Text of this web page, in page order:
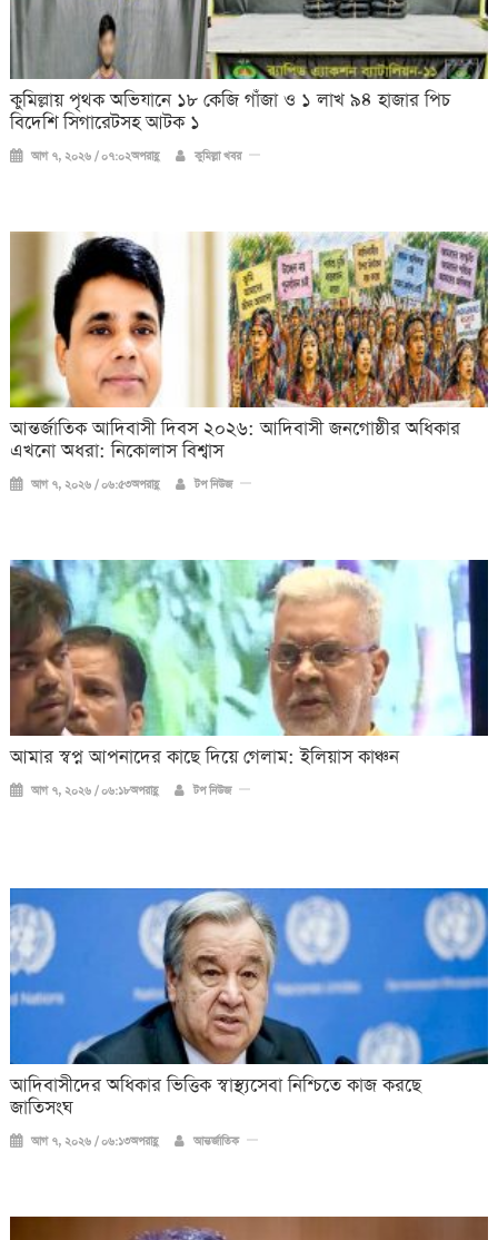
কুমিল্লায় পৃথক অভিযানে ১৮ কেজি গাঁজা ও ১ লাখ ৯৪ হাজার পিচ
বিদেশি সিগারেটসহ আটক ১
আগ ৭, ২০২৬ / ০৭:০২অপরাহ্ণ কুমিল্লা খবর
আন্তর্জাতিক আদিবাসী দিবস ২০২৬: আদিবাসী জনগোষ্ঠীর অধিকার
এখনো অধরা: নিকোলাস বিশ্বাস
আগ ৭, ২০২৬ / ০৬:৫৩অপরাহ্ণ টপ নিউজ
আমার স্বপ্ন আপনাদের কাছে দিয়ে গেলাম: ইলিয়াস কাঞ্চন
আগ ৭, ২০২৬ / ০৬:১৮অপরাহ্ণ টপ নিউজ
আদিবাসীদের অধিকার ভিত্তিক স্বাস্থ্যসেবা নিশ্চিতে কাজ করছে
জাতিসংঘ
আগ ৭, ২০২৬ / ০৬:১৩অপরাহ্ণ আন্তর্জাতিক